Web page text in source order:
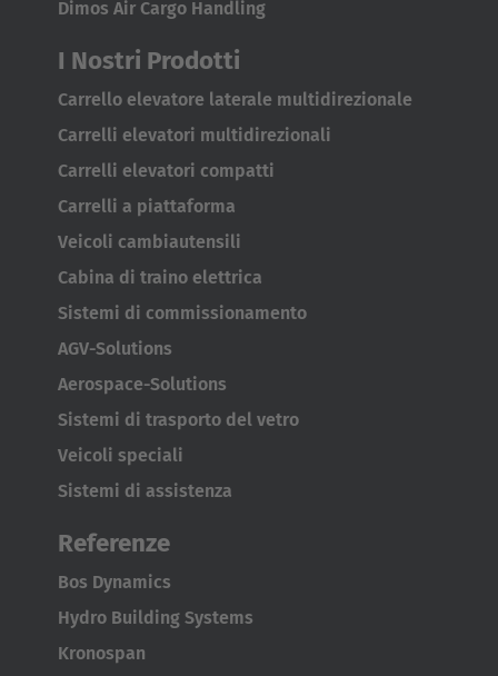
Dimos Air Cargo Handling
I Nostri Prodotti
Carrello elevatore laterale multidirezionale
Carrelli elevatori multidirezionali
Carrelli elevatori compatti
Carrelli a piattaforma
Veicoli cambiautensili
Cabina di traino elettrica
Sistemi di commissionamento
AGV-Solutions
Aerospace-Solutions
Sistemi di trasporto del vetro
Veicoli speciali
Sistemi di assistenza
Referenze
Bos Dynamics
Hydro Building Systems
Kronospan